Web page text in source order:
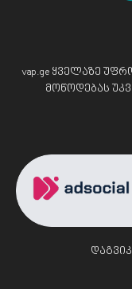
vap.ge ყველაზე
მოწოდებას